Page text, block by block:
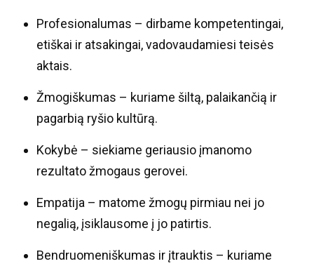
Profesionalumas – dirbame kompetentingai,
etiškai ir atsakingai, vadovaudamiesi teisės
aktais.
Žmogiškumas – kuriame šiltą, palaikančią ir
pagarbią ryšio kultūrą.
Kokybė – siekiame geriausio įmanomo
rezultato žmogaus gerovei.
Empatija – matome žmogų pirmiau nei jo
negalią, įsiklausome į jo patirtis.
Bendruomeniškumas ir įtrauktis – kuriame